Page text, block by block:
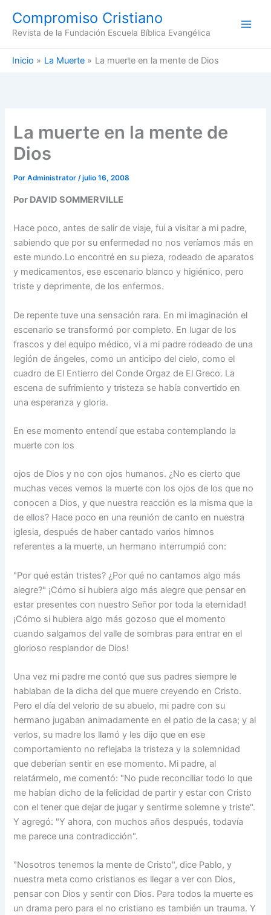
contenido
Compromiso Cristiano
Revista de la Fundación Escuela Bíblica Evangélica
Inicio La Muerte La muerte en la mente de Dios
La muerte en la mente de
Dios
PorAdministrator/julio 16, 2008
Por DAVID SOMMERVILLE
Hace poco, antes de salir de viaje, fui a visitar a mi padre,
sabiendo que por su enfermedad no nos veríamos más en
este mundo.Lo encontré en su pieza, rodeado de aparatos
y medicamentos, ese escenario blanco y higiénico, pero
triste y deprimente, de los enfermos.
De repente tuve una sensación rara. En mi imaginación el
escenario se transformó por completo. En lugar de los
frascos y del equipo médico, vi a mi padre rodeado de una
legión de ángeles, como un anticipo del cielo, como el
cuadro de El Entierro del Conde Orgaz de El Greco. La
escena de sufrimiento y tristeza se había convertido en
una esperanza y gloria.
En ese momento entendí que estaba contemplando la
muerte con los
ojos de Dios y no con ojos humanos. ¿No es cierto que
muchas veces vemos la muerte con los ojos de los que no
conocen a Dios, y que nuestra reacción es la misma que la
de ellos? Hace poco en una reunión de canto en nuestra
iglesia, después de haber cantado varios himnos
referentes a la muerte, un hermano interrumpió con:
"Por qué están tristes? ¿Por qué no cantamos algo más
alegre?" ¡Cómo si hubiera algo más alegre que pensar en
estar presentes con nuestro Señor por toda la eternidad!
¡Cómo si hubiera algo más gozoso que el momento
cuando salgamos del valle de sombras para entrar en el
glorioso resplandor de Dios!
Una vez mi padre me contó que sus padres siempre le
hablaban de la dicha del que muere creyendo en Cristo.
Pero el día del velorio de su abuelo, mi padre con su
hermano jugaban animadamente en el patio de la casa; y al
verlos, su madre los llamó y les dijo que en ese
comportamiento no reflejaba la tristeza y la solemnidad
que deberían sentir en ese momento. Mi padre, al
relatármelo, me comentó: "No pude reconciliar todo lo que
me habían dicho de la felicidad de partir y estar con Cristo
con el tener que dejar de jugar y sentirme solemne y triste".
Y agregó: "Y ahora, con muchos años después, todavía
me parece una contradicción".
"Nosotros tenemos la mente de Cristo", dice Pablo, y
nuestra meta como cristianos es llegar a ver con Dios,
pensar con Dios y sentir con Dios. Para todos la muerte es
un drama pero para el no cristiano es también un trauma. Y